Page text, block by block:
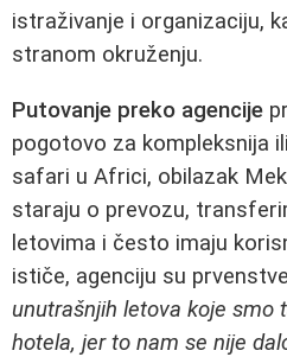
istraživanje i organizaciju,
stranom okruženju.
Putovanje preko agencije
pogotovo za kompleksnija
safari u Africi, obilazak
staraju o prevozu,
letovima i često imaju
ističe, agenciju su
unutrašnjih letova koje smo
hotela, jer to nam se nije